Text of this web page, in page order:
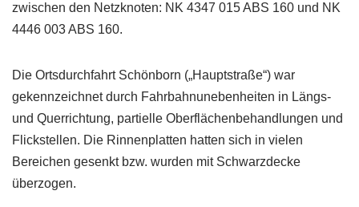
zwischen den Netzknoten: NK 4347 015 ABS 160 und NK
4446 003 ABS 160.
Die Ortsdurchfahrt Schönborn („Hauptstraße“) war
gekennzeichnet durch Fahrbahnunebenheiten in Längs-
und Querrichtung, partielle Oberflächenbehandlungen und
Flickstellen. Die Rinnenplatten hatten sich in vielen
Bereichen gesenkt bzw. wurden mit Schwarzdecke
überzogen.